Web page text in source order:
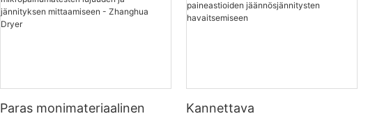
Paras monimateriaalinen
Kannettava